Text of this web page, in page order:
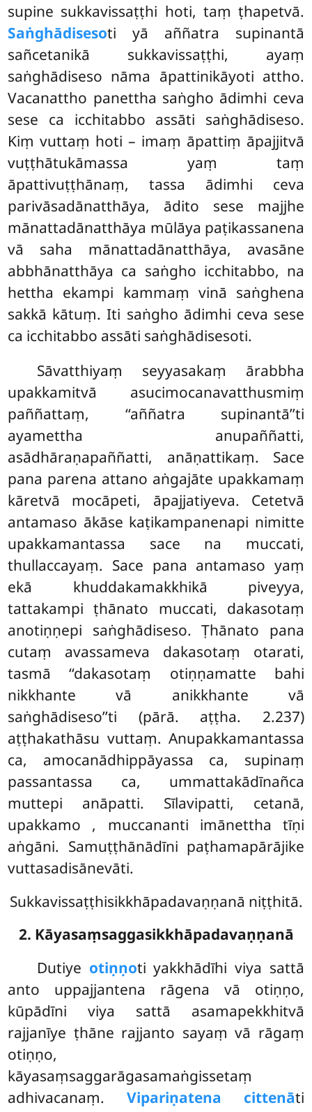
supine sukkavissaṭṭhi hoti, taṃ ṭhapetvā.
Saṅghādisesoti yā aññatra supinantā
sañcetanikā sukkavissaṭṭhi, ayaṃ
saṅghādiseso nāma āpattinikāyoti attho.
Vacanattho panettha saṅgho ādimhi ceva
sese ca icchitabbo assāti saṅghādiseso.
Kiṃ vuttaṃ hoti – imaṃ āpattiṃ āpajjitvā
vuṭṭhātukāmassa yaṃ taṃ
āpattivuṭṭhānaṃ, tassa ādimhi ceva
parivāsadānatthāya, ādito sese majjhe
mānattadānatthāya mūlāya paṭikassanena
vā saha mānattadānatthāya, avasāne
abbhānatthāya ca saṅgho icchitabbo, na
hettha ekampi kammaṃ vinā saṅghena
sakkā kātuṃ. Iti saṅgho ādimhi ceva sese
ca icchitabbo assāti saṅghādisesoti.
Sāvatthiyaṃ seyyasakaṃ ārabbha
upakkamitvā asucimocanavatthusmiṃ
paññattaṃ, ‘‘aññatra supinantā’’ti
ayamettha anupaññatti,
asādhāraṇapaññatti, anāṇattikaṃ. Sace
pana parena attano aṅgajāte upakkamaṃ
kāretvā mocāpeti, āpajjatiyeva. Cetetvā
antamaso ākāse kaṭikampanenapi nimitte
upakkamantassa sace na muccati,
thullaccayaṃ. Sace pana antamaso yaṃ
ekā khuddakamakkhikā piveyya,
tattakampi ṭhānato muccati, dakasotaṃ
anotiṇṇepi saṅghādiseso. Ṭhānato pana
cutaṃ avassameva dakasotaṃ otarati,
tasmā ‘‘dakasotaṃ otiṇṇamatte bahi
nikkhante vā anikkhante vā
saṅghādiseso’’ti (pārā. aṭṭha. 2.237)
aṭṭhakathāsu vuttaṃ. Anupakkamantassa
ca, amocanādhippāyassa ca, supinaṃ
passantassa ca, ummattakādīnañca
muttepi anāpatti. Sīlavipatti, cetanā,
upakkamo , muccananti imānettha tīṇi
aṅgāni. Samuṭṭhānādīni paṭhamapārājike
vuttasadisānevāti.
Sukkavissaṭṭhisikkhāpadavaṇṇanā niṭṭhitā.
2. Kāyasaṃsaggasikkhāpadavaṇṇanā
Dutiye otiṇṇoti yakkhādīhi viya sattā
anto uppajjantena rāgena vā otiṇṇo,
kūpādīni viya sattā asamapekkhitvā
rajjanīye ṭhāne rajjanto sayaṃ vā rāgaṃ
otiṇṇo,
kāyasaṃsaggarāgasamaṅgissetaṃ
adhivacanaṃ. Vipariṇatena cittenāti